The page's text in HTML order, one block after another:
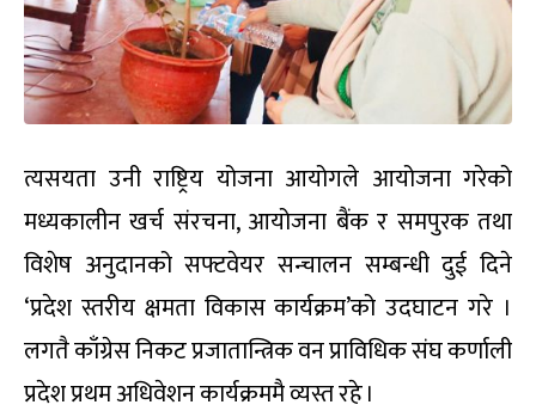
त्यसयता उनी राष्ट्रिय योजना आयोगले आयोजना गरेको
मध्यकालीन खर्च संरचना, आयोजना बैंक र समपुरक तथा
विशेष अनुदानको सफ्टवेयर सन्चालन सम्बन्धी दुई दिने
‘प्रदेश स्तरीय क्षमता विकास कार्यक्रम’को उदघाटन गरे ।
लगतै काँग्रेस निकट प्रजातान्त्रिक वन प्राविधिक संघ कर्णाली
प्रदेश प्रथम अधिवेशन कार्यक्रममै व्यस्त रहे ।